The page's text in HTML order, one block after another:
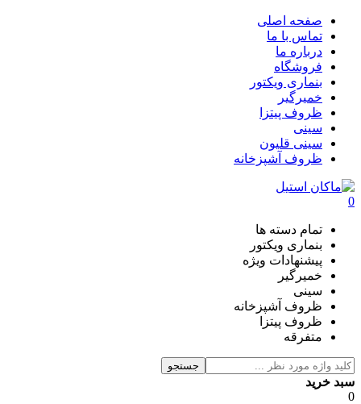
صفحه اصلی
تماس با ما
درباره ما
فروشگاه
بنماری ویکتور
خمیرگیر
ظروف پیتزا
سینی
سینی قلیون
ظروف آشپزخانه
0
تمام دسته ها
بنماری ویکتور
پیشنهادات ویژه
خمیرگیر
سینی
ظروف آشپزخانه
ظروف پیتزا
متفرقه
جستجو
سبد خرید
0